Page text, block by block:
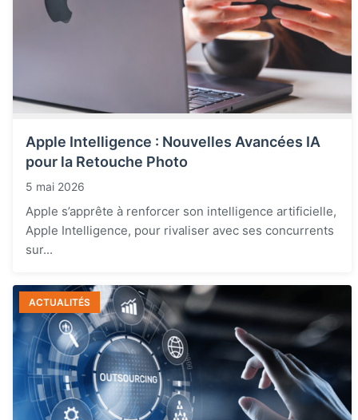
Apple Intelligence : Nouvelles Avancées IA
pour la Retouche Photo
5 mai 2026
Apple s’apprête à renforcer son intelligence artificielle,
Apple Intelligence, pour rivaliser avec ses concurrents
sur...
ACTUALITÉS